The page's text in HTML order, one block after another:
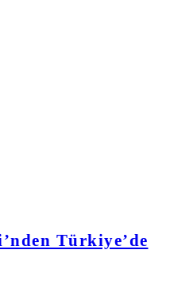
Türkiye’de